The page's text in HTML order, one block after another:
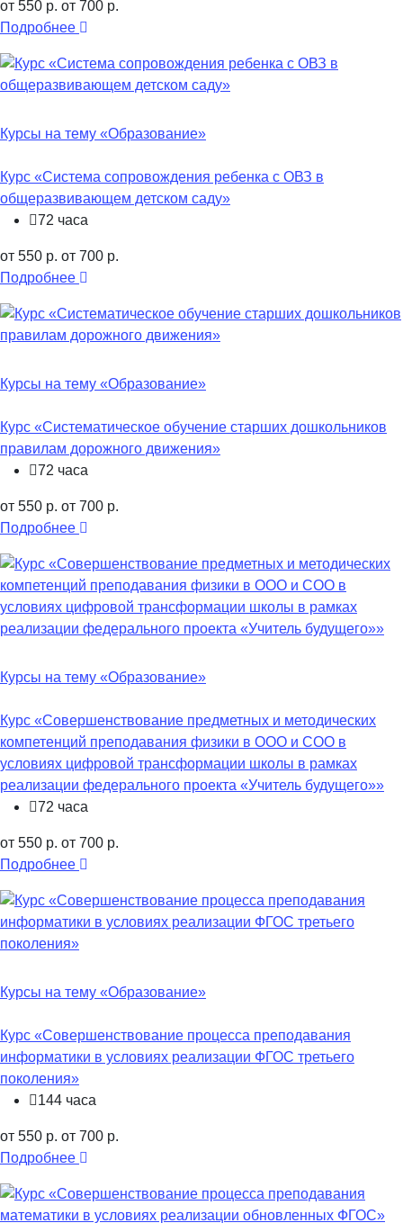
от 550 р. от 700 р.
Подробнее
Курсы на тему «Образование»
Курс «Система сопровождения ребенка с ОВЗ в
общеразвивающем детском саду»
72 часа
от 550 р. от 700 р.
Подробнее
Курсы на тему «Образование»
Курс «Систематическое обучение старших дошкольников
правилам дорожного движения»
72 часа
от 550 р. от 700 р.
Подробнее
Курсы на тему «Образование»
Курс «Совершенствование предметных и методических
компетенций преподавания физики в ООО и СОО в
условиях цифровой трансформации школы в рамках
реализации федерального проекта «Учитель будущего»»
72 часа
от 550 р. от 700 р.
Подробнее
Курсы на тему «Образование»
Курс «Совершенствование процесса преподавания
информатики в условиях реализации ФГОС третьего
поколения»
144 часа
от 550 р. от 700 р.
Подробнее